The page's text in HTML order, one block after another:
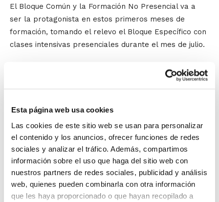
Esta página web usa cookies
Las cookies de este sitio web se usan para personalizar
el contenido y los anuncios, ofrecer funciones de redes
sociales y analizar el tráfico. Además, compartimos
información sobre el uso que haga del sitio web con
nuestros partners de redes sociales, publicidad y análisis
web, quienes pueden combinarla con otra información
que les haya proporcionado o que hayan recopilado a
El Bloque Común y la Formación No Presencial va a
ser la protagonista en estos primeros meses de
formación, tomando el relevo el Bloque Específico con
clases intensivas presenciales durante el mes de julio.
Los técnicos van a ampliar así su formación como
, profundizando en contenidos mucho
muy específicos, a diferencia del Curso Nivel 1, que
estuvo mucho más centrado en la dirección de equipos
de base.
Los alumnos/as que superen todos los contenidos
pasarán a realizar la parte Práctica, que incluirá
también la asistencia a actividades formativas que
complementen toda la formación recibida durante el